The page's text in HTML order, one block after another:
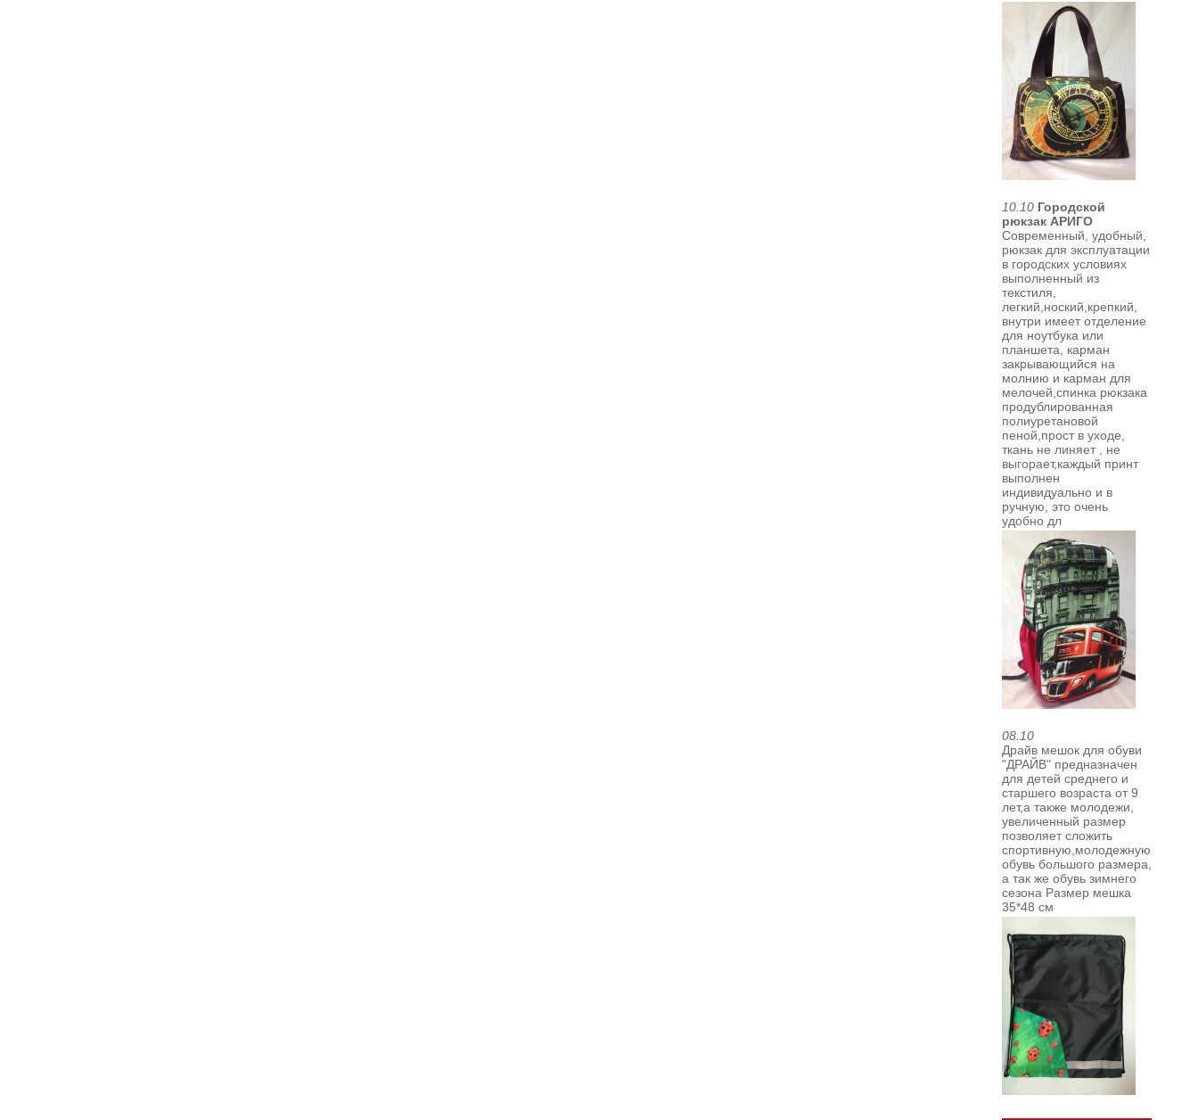
10.10 Городской
рюкзак АРИГО
Современный, удобный,
рюкзак для эксплуатации
в городских условиях
выполненный из
текстиля,
легкий,ноский,крепкий,
внутри имеет отделение
для ноутбука или
планшета, карман
закрывающийся на
молнию и карман для
мелочей,спинка рюкзака
продублированная
полиуретановой
пеной,прост в уходе,
ткань не линяет , не
выгорает,каждый принт
выполнен
индивидуально и в
ручную, это очень
удобно дл
08.10
Драйв мешок для обуви
"ДРАЙВ" предназначен
для детей среднего и
старшего возраста от 9
лет,а также молодежи,
увеличенный размер
позволяет сложить
спортивную,молодежную
обувь большого размера,
а так же обувь зимнего
сезона Размер мешка
35*48 см